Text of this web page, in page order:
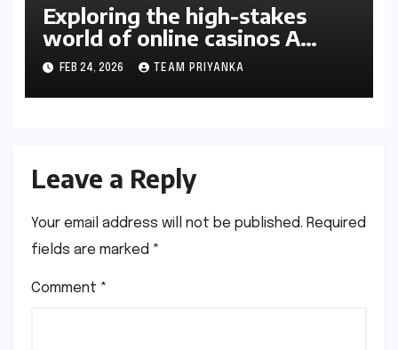
Exploring the high-stakes
world of online casinos A
gambler’s guide
FEB 24, 2026 TEAM PRIYANKA
Leave a Reply
Your email address will not be published. Required
fields are marked *
Comment *